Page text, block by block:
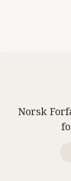
Norsk